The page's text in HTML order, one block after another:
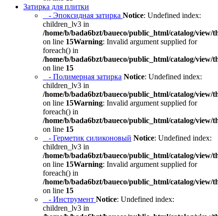
Затирка для плитки
- Эпоксидная затирка Notice: Undefined index:
children_lv3 in
/home/b/bada6bzt/baueco/public_html/catalog/view/
on line 15Warning: Invalid argument supplied for
foreach() in
/home/b/bada6bzt/baueco/public_html/catalog/view/
on line 15
- Полимерная затирка Notice: Undefined index:
children_lv3 in
/home/b/bada6bzt/baueco/public_html/catalog/view/
on line 15Warning: Invalid argument supplied for
foreach() in
/home/b/bada6bzt/baueco/public_html/catalog/view/
on line 15
- Герметик силиконовый Notice: Undefined index:
children_lv3 in
/home/b/bada6bzt/baueco/public_html/catalog/view/
on line 15Warning: Invalid argument supplied for
foreach() in
/home/b/bada6bzt/baueco/public_html/catalog/view/
on line 15
- Инструмент Notice: Undefined index:
children_lv3 in